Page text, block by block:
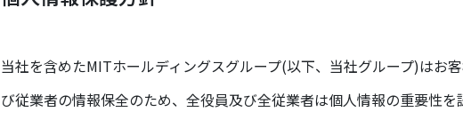
当社を含めたMITホールディングスグループ(以下、当社グループ)はお
び従業者の情報保全のため、全役員及び全従業者は個人情報の重要性